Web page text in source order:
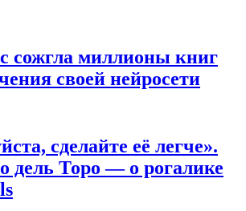
сожгла миллионы книг
своей нейросети
сделайте её легче».
дель Торо — о рогалике